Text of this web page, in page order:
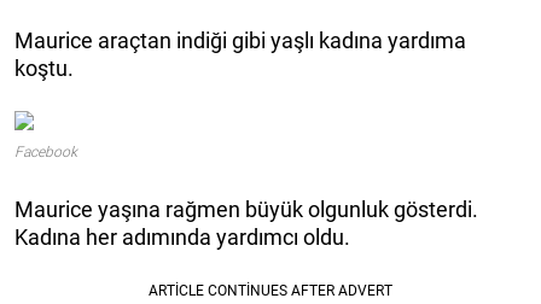
Maurice araçtan indiği gibi yaşlı kadına yardıma
koştu.
Facebook
Maurice yaşına rağmen büyük olgunluk gösterdi.
Kadına her adımında yardımcı oldu.